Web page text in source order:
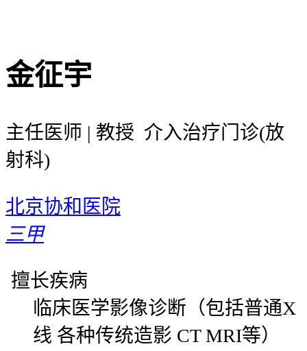
金征宇
主任医师 | 教授 介入治疗门诊(放
射科)
北京协和医院
三甲
擅长疾病
临床医学影像诊断（包括普通X
线 各种传统造影 CT MRI等）